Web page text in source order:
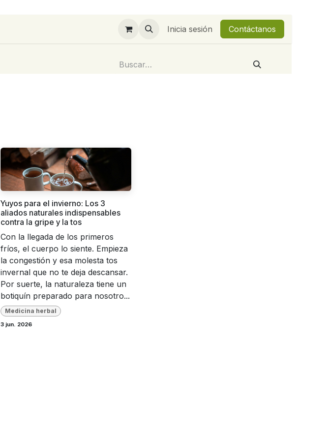
Inicia sesión Contáctanos
Yuyos para el invierno: Los 3
aliados naturales indispensables
contra la gripe y la tos
Con la llegada de los primeros
fríos, el cuerpo lo siente. Empieza
la congestión y esa molesta tos
invernal que no te deja descansar.
Por suerte, la naturaleza tiene un
botiquín preparado para nosotro...
Medicina herbal
3 jun. 2026